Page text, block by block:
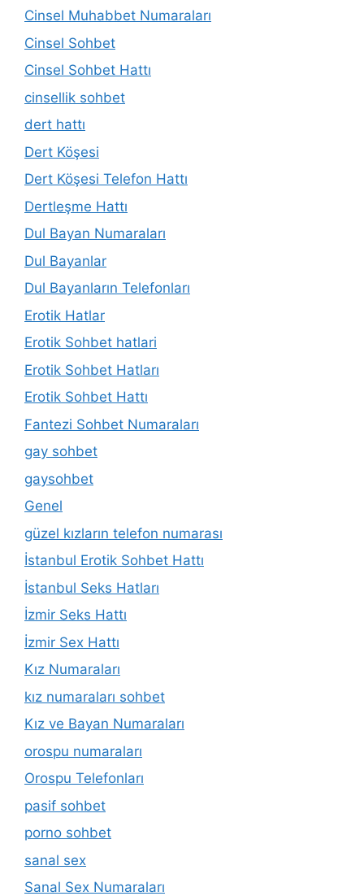
Cinsel Muhabbet Numaraları
Cinsel Sohbet
Cinsel Sohbet Hattı
cinsellik sohbet
dert hattı
Dert Köşesi
Dert Köşesi Telefon Hattı
Dertleşme Hattı
Dul Bayan Numaraları
Dul Bayanlar
Dul Bayanların Telefonları
Erotik Hatlar
Erotik Sohbet hatlari
Erotik Sohbet Hatları
Erotik Sohbet Hattı
Fantezi Sohbet Numaraları
gay sohbet
gaysohbet
Genel
güzel kızların telefon numarası
İstanbul Erotik Sohbet Hattı
İstanbul Seks Hatları
İzmir Seks Hattı
İzmir Sex Hattı
Kız Numaraları
kız numaraları sohbet
Kız ve Bayan Numaraları
orospu numaraları
Orospu Telefonları
pasif sohbet
porno sohbet
sanal sex
Sanal Sex Numaraları